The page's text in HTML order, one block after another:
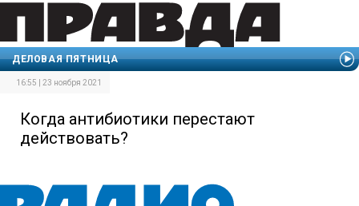
ДЕЛОВАЯ ПЯТНИЦА
16:55 | 23 ноября 2021
Когда антибиотики перестают
действовать?